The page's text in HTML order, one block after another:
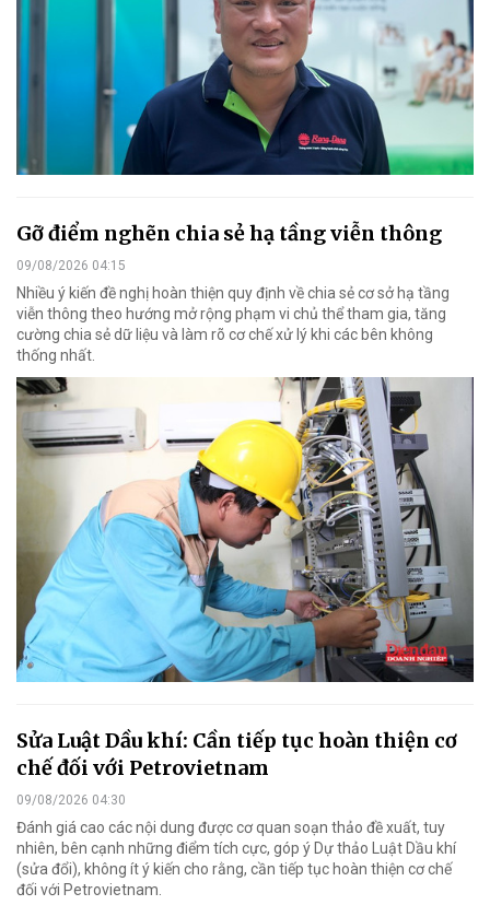
Gỡ điểm nghẽn chia sẻ hạ tầng viễn thông
09/08/2026 04:15
Nhiều ý kiến đề nghị hoàn thiện quy định về chia sẻ cơ sở hạ tầng
viễn thông theo hướng mở rộng phạm vi chủ thể tham gia, tăng
cường chia sẻ dữ liệu và làm rõ cơ chế xử lý khi các bên không
thống nhất.
Sửa Luật Dầu khí: Cần tiếp tục hoàn thiện cơ
chế đối với Petrovietnam
09/08/2026 04:30
Đánh giá cao các nội dung được cơ quan soạn thảo đề xuất, tuy
nhiên, bên cạnh những điểm tích cực, góp ý Dự thảo Luật Dầu khí
(sửa đổi), không ít ý kiến cho rằng, cần tiếp tục hoàn thiện cơ chế
đối với Petrovietnam.